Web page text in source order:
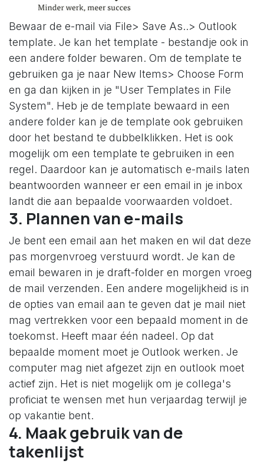
Bewaar de e-mail via File> Save As..> Outlook
template. Je kan het template - bestandje ook in
een andere folder bewaren. Om de template te
gebruiken ga je naar New Items> Choose Form
en ga dan kijken in je "User Templates in File
System". Heb je de template bewaard in een
andere folder kan je de template ook gebruiken
door het bestand te dubbelklikken. Het is ook
mogelijk om een template te gebruiken in een
regel. Daardoor kan je automatisch e-mails laten
beantwoorden wanneer er een email in je inbox
landt die aan bepaalde voorwaarden voldoet.
3. Plannen van e-mails
Je bent een email aan het maken en wil dat deze
pas morgenvroeg verstuurd wordt. Je kan de
email bewaren in je draft-folder en morgen vroeg
de mail verzenden. Een andere mogelijkheid is in
de opties van email aan te geven dat je mail niet
mag vertrekken voor een bepaald moment in de
toekomst. Heeft maar één nadeel. Op dat
bepaalde moment moet je Outlook werken. Je
computer mag niet afgezet zijn en outlook moet
actief zijn. Het is niet mogelijk om je collega's
proficiat te wensen met hun verjaardag terwijl je
op vakantie bent.
4. Maak gebruik van de
takenlijst